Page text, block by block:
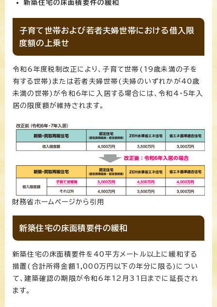
新築住宅の床面積要件の緩和
子育て世帯および若者夫婦世帯における借入限
度額の上乗せ
令和6年度税制改正により、子育て世帯(19歳未満の子を
有する世帯)または若者夫婦世帯(夫婦のいずれかが40歳
未満の世帯)が令和6年に入居する場合には、令和4・5年入
居の限度額が維持されます。
財務省ホームページから引用
新築住宅の床面積要件の緩和
新築住宅の床面積要件を40平方メートル以上に緩和する
措置(合計所得金額1,000万円以下の年分に限る)につい
て、建築確認の期限が令和6年12月31日までに延長され
ます。